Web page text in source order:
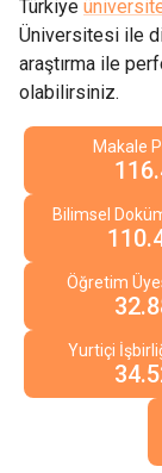
Türkiye
Üniversitesi ile
araştırma ile
olabilirsiniz.
Makale
Bilimsel
Öğretim
Yurtiçi